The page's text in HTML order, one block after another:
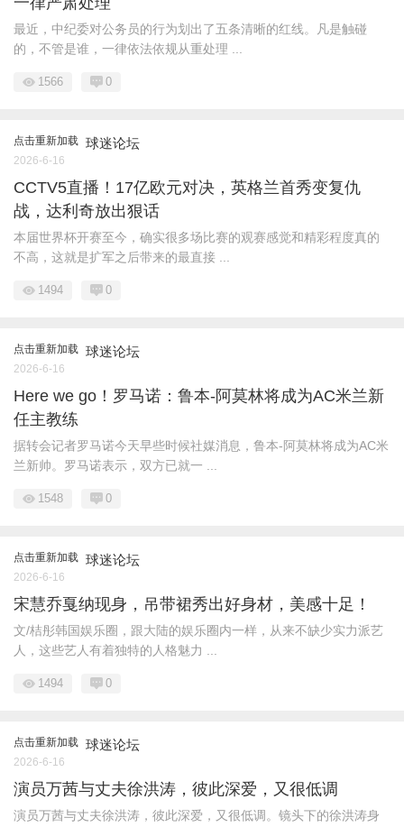
最近，中纪委对公务员的行为划出了五条清晰的红线。凡是触碰
的，不管是谁，一律依法依规从重处理 ...
1566 0
点击重新加载 球迷论坛
2026-6-16
CCTV5直播！17亿欧元对决，英格兰首秀变复仇
战，达利奇放出狠话
本届世界杯开赛至今，确实很多场比赛的观赛感觉和精彩程度真的
不高，这就是扩军之后带来的最直接 ...
1494 0
点击重新加载 球迷论坛
2026-6-16
Here we go！罗马诺：鲁本-阿莫林将成为AC米兰新
任主教练
据转会记者罗马诺今天早些时候社媒消息，鲁本-阿莫林将成为AC米
兰新帅。罗马诺表示，双方已就一 ...
1548 0
点击重新加载 球迷论坛
2026-6-16
宋慧乔戛纳现身，吊带裙秀出好身材，美感十足！
文/桔彤韩国娱乐圈，跟大陆的娱乐圈内一样，从来不缺少实力派艺
人，这些艺人有着独特的人格魅力 ...
1494 0
点击重新加载 球迷论坛
2026-6-16
演员万茜与丈夫徐洪涛，彼此深爱，又很低调
演员万茜与丈夫徐洪涛，彼此深爱，又很低调。镜头下的徐洪涛身